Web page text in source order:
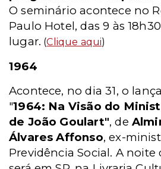
O seminário acontece no
Paulo Hotel, das 9 às
lugar. (Clique aqui)
1964
Acontece, no dia 31, o
"1964: Na Visão do
de João Goulart", de
Álvares Affonso, ex-
Previdência Social. A noite